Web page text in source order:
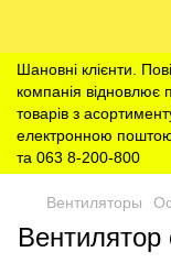
Шановні клієнти.
компанія відновлює
товарів з
електронною
та 063 8-200-800
Вентиляторы